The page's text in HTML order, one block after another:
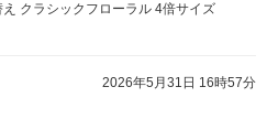
クラシックフローラル 4倍サイズ
2026年5月31日 16時57分